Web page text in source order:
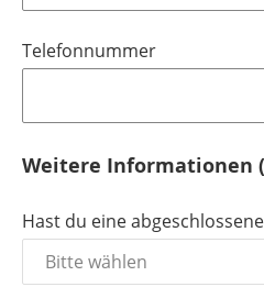
Telefonnummer
Weitere Informationen
Hast du eine